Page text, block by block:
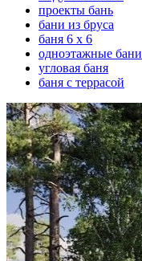
проекты бань
бани из бруса
баня 6 х 6
одноэтажные бани
угловая баня
баня с террасой